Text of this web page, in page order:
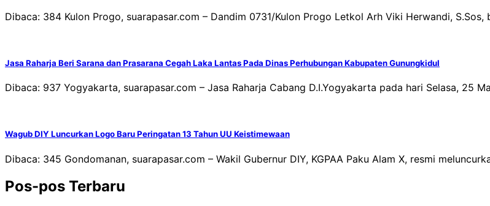
Dibaca: 384 Kulon Progo, suarapasar.com – Dandim 0731/Kulon Progo Letkol Arh Viki Herwandi,
Jasa Raharja Beri Sarana dan Prasarana Cegah Laka Lantas Pada Dinas Perhubungan Kabupaten Gunungkidul
Dibaca: 937 Yogyakarta, suarapasar.com – Jasa Raharja Cabang D.I.Yogyakarta pada hari Selasa, 25
Wagub DIY Luncurkan Logo Baru Peringatan 13 Tahun UU Keistimewaan
Dibaca: 345 Gondomanan, suarapasar.com – Wakil Gubernur DIY, KGPAA Paku Alam X, resmi
Pos-pos Terbaru